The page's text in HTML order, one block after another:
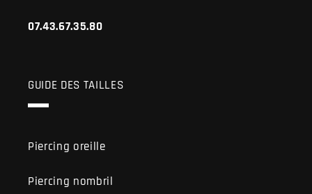
07.43.67.35.80
GUIDE DES TAILLES
Piercing oreille
Piercing nombril